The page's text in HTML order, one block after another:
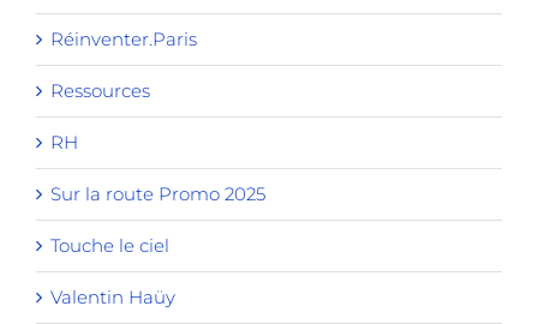
Réinventer.Paris
Ressources
RH
Sur la route Promo 2025
Touche le ciel
Valentin Haüy